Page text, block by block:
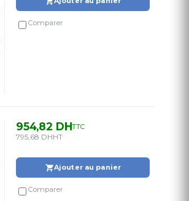
Comparer
954,82 DHTTC
795,68 DHHT
Ajouter au panier
Comparer